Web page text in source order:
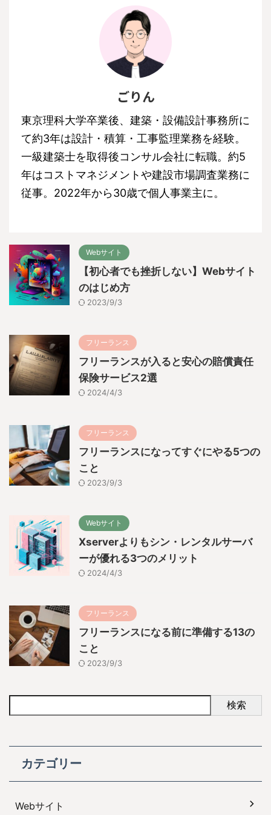
ごりん
東京理科大学卒業後、建築・設備設計事務所に
て約3年は設計・積算・工事監理業務を経験。
一級建築士を取得後コンサル会社に転職。約5
年はコストマネジメントや建設市場調査業務に
従事。2022年から30歳で個人事業主に。
Webサイト
【初心者でも挫折しない】Webサイト
のはじめ方
2023/9/3
フリーランス
フリーランスが入ると安心の賠償責任
保険サービス2選
2024/4/3
フリーランス
フリーランスになってすぐにやる5つの
こと
2023/9/3
Webサイト
Xserverよりもシン・レンタルサーバ
ーが優れる3つのメリット
2024/4/3
フリーランス
フリーランスになる前に準備する13の
こと
2023/9/3
検索
カテゴリー
Webサイト